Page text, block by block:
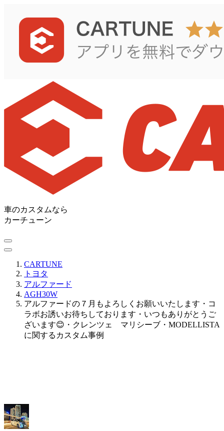
車のカスタムなら
カーチューン
CARTUNE
トヨタ
アルファード
AGH30W
アルファードの７月もよろしくお願いいたします・コ
ラボお誘いお待ちしております・いつもありがとうご
ざいます😊・クレンツェ マリシーブ・MODELLISTA
に関するカスタム事例